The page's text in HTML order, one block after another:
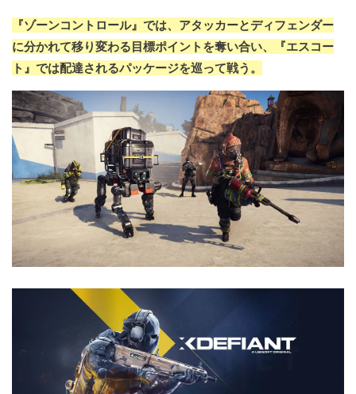
『ゾーンコントロール』では、アタッカーとディフェンダー
に分かれて移り変わる目標ポイントを奪い合い、『エスコー
ト』では配達されるパッケージを巡って戦う。